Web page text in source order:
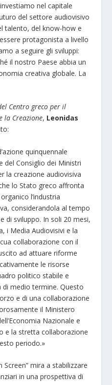
nel capitale
del settore audiovisivo
talento, del know-how e
protagonista a livello
a seguire gli sviluppi:
il nostro Paese abbia un
creativa globale. La
Centro greco per il
la Creazione, Leonidas
quinquennale
del Consiglio dei Ministri
la creazione audiovisiva
lo Stato greco affronta
l’industria
considerandola al tempo
di sviluppo. In soli 20 mesi,
i Media Audiovisivi e la
collaborazione con il
ad attuare riforme
le risorse
politico stabile e
medio termine. Questo
e di una collaborazione
il Ministero
Nazionale e
e la stretta collaborazione
periodo.»
Screen” mira a stabilizzare
in una prospettiva di